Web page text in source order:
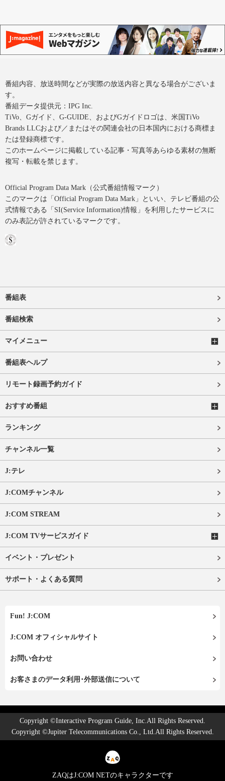
番組内容、放送時間などが実際の放送内容と異なる場合がございま
す。
番組データ提供元：IPG Inc.
TiVo、Gガイド、G-GUIDE、およびGガイドロゴは、米国TiVo
Brands LLCおよび／またはその関連会社の日本国内における商標ま
たは登録商標です。
このホームページに掲載している記事・写真等あらゆる素材の無断
複写・転載を禁じます。
Official Program Data Mark（公式番組情報マーク）
このマークは「Official Program Data Mark」といい、テレビ番組の公
式情報である「SI(Service Information)情報」を利用したサービスに
のみ表記が許されているマークです。
番組表
番組検索
マイメニュー
番組表ヘルプ
リモート録画予約ガイド
おすすめ番組
ランキング
チャンネル一覧
J:テレ
J:COMチャンネル
J:COM STREAM
J:COM TVサービスガイド
イベント・プレゼント
サポート・よくある質問
Fun! J:COM
J:COM オフィシャルサイト
お問い合わせ
お客さまのデータ利用･外部送信について
Copyright ©Interactive Program Guide, Inc.All Rights Reserved.
Copyright ©Jupiter Telecommunications Co., Ltd.All Rights Reserved.
ZAQはJ:COM NETのキャラクターです